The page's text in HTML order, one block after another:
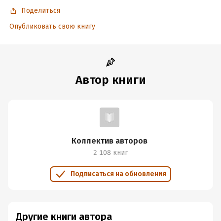
Дата поступления:
ISBN (EAN): 9785990963634
Поделиться
Опубликовать свою книгу
Автор книги
Коллектив авторов
2 108 книг
Подписаться на обновления
Другие книги автора